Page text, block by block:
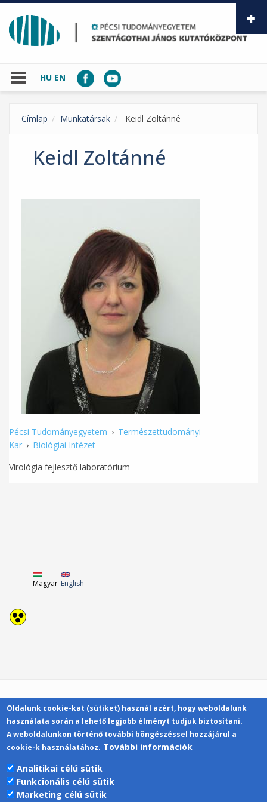
Ugrás a tartalomra
HU EN
Címlap Munkatársak Keidl Zoltánné
Keidl Zoltánné
Pécsi Tudományegyetem › Természettudományi
Kar › Biológiai Intézet
Virológia fejlesztő laboratórium
Magyar English
Kapcsolat
Pécsi Tudományegyetem | Kancellária |
Informatikai Igazgatóság 2019.
Oldalunk cookie-kat (sütiket) használ azért, hogy weboldalunk
használata során a lehető legjobb élményt tudjuk biztosítani.
A weboldalunkon történő további böngészéssel hozzájárul a
cookie-k használatához. További információk
Analitikai célú sütik
Funkcionális célú sütik
Marketing célú sütik